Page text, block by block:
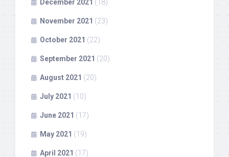
December 2021 (18)
November 2021 (23)
October 2021 (22)
September 2021 (20)
August 2021 (20)
July 2021 (10)
June 2021 (17)
May 2021 (19)
April 2021 (17)